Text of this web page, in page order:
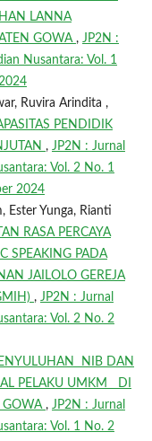
LANNA
GOWA , JP2N :
Nusantara: Vol. 1
Ruvira Arindita ,
PENDIDIK
, JP2N : Jurnal
Vol. 2 No. 1
2024
Ester Yunga, Rianti
RASA PERCAYA
SPEAKING PADA
JAILOLO GEREJA
, JP2N : Jurnal
Vol. 2 No. 2
NIB DAN
PELAKU UMKM DI
GOWA , JP2N : Jurnal
Vol. 1 No. 2